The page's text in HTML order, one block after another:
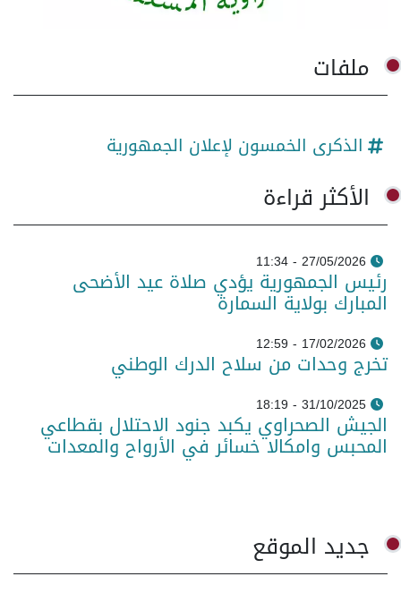
ملفات
الذكرى الخمسون لإعلان الجمهورية
الأكثر قراءة
27/05/2026 - 11:34
رئيس الجمهورية يؤدي صلاة عيد الأضحى
المبارك بولاية السمارة
17/02/2026 - 12:59
تخرج وحدات من سلاح الدرك الوطني
31/10/2025 - 18:19
الجيش الصحراوي يكبد جنود الاحتلال بقطاعي
المحبس وامكالا خسائر في الأرواح والمعدات
جديد الموقع